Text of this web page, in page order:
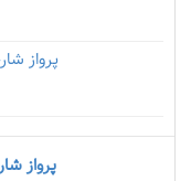
پرواز
پرواز